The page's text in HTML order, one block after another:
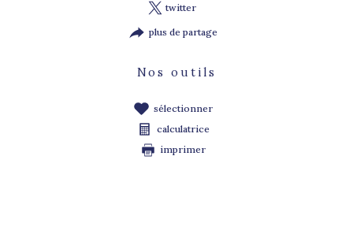
twitter
plus de partage
Nos outils
sélectionner
calculatrice
imprimer